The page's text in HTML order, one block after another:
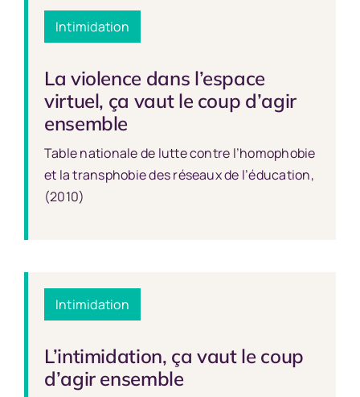
Intimidation
La violence dans l’espace
virtuel, ça vaut le coup d’agir
ensemble
Table nationale de lutte contre l’homophobie
et la transphobie des réseaux de l’éducation,
(2010)
Intimidation
L’intimidation, ça vaut le coup
d’agir ensemble